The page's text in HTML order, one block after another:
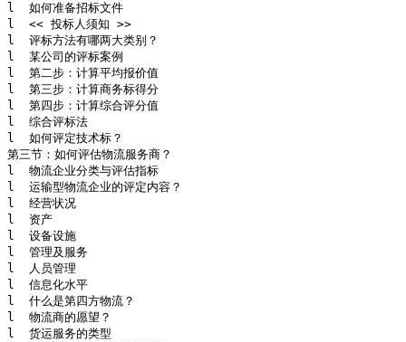
l  如何准备招标文件
l  << 投标人须知 >>
l  评标方法有哪两大类别？
l  某公司的评标案例
l  第二步：计算平均报价值
l  第三步：计算商务标得分
l  第四步：计算综合评分值
l  综合评标法
l  如何评定技术标？
第三节：如何评估物流服务商？
l  物流企业分类与评估指标
l  运输型物流企业的评定内容？
l  经营状况
l  资产
l  设备设施
l  管理及服务
l  人员管理
l  信息化水平
l  什么是第四方物流？
l  物流商的愿望？
l  货运服务的类型